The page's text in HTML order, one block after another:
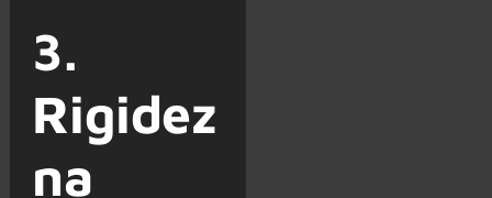
3.
Rigidez
na